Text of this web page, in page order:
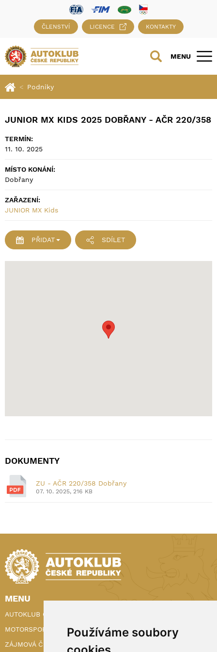
Používáme soubory
ČLENSTVÍ LICENCE KONTAKTY
MENU
Podniky
JUNIOR MX KIDS 2025 DOBŘANY - AČR 220/358
TERMÍN:
11. 10. 2025
MÍSTO KONÁNÍ:
Dobřany
ZAŘAZENÍ:
JUNIOR MX Kids
PŘIDAT SDÍLET
DOKUMENTY
ZU - AČR 220/358 Dobřany
07. 10. 2025, 216 KB
MENU
AUTOKLUB ČR
MOTORSPORT
ZÁJMOVÁ ČINNOST